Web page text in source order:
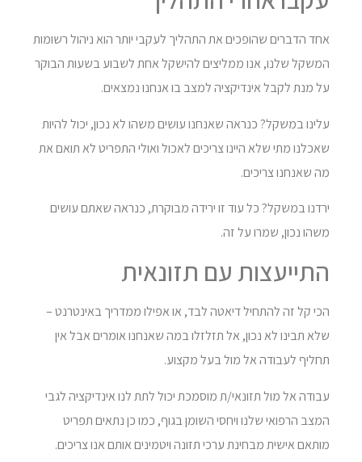
אחד הדברים שהופכים את התהליך לעקבי יותר הוא ניהול רשומות
המשקל שלנו, אנו ממליצים להישקל אחת לשבוע בשעות הבוקר
על מנת לקבל אינדיקציה למצב בו אנחנו נמצאים.
עלינו במשקל? כנראה שאנחנו עושים משהו לא נכון, יכול להיות
שאכלנו מתי שלא היינו צריכים לאכול ואולי התפריט לא תואם את
מה שאנחנו צריכים.
ירדנו במשקל? כל עוד זו ירידה מבוקרת, כנראה שאתם עושים
משהו נכון, שמרו על זה.
התייעצות עם תזונאית
הכי קל זה להתחיל דיאטה לבד, או אפילו ממדריך באינטרנט –
שלא תבינו לא נכון, אל תזלזלו במה שאנחנו אומרים אבל אין
תחליף לעבודה אל מול בעל מקצוע.
עבודה אל מול תזונאי/ת מוסמכת יכול לתת לנו אינדיקציה לגבי
המצב הרפואי שלנו ויחסי השומן בגוף, כמו כן נתאים תפריט
מותאם אישית מבחינת ערכי תזונה ויטמינים אותם אנו צריכים.